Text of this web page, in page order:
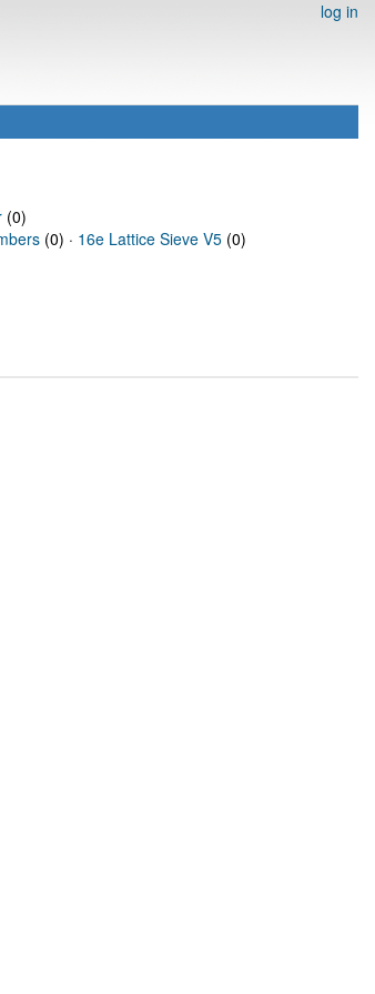
log in
(0)
(0) · 16e Lattice Sieve V5 (0)